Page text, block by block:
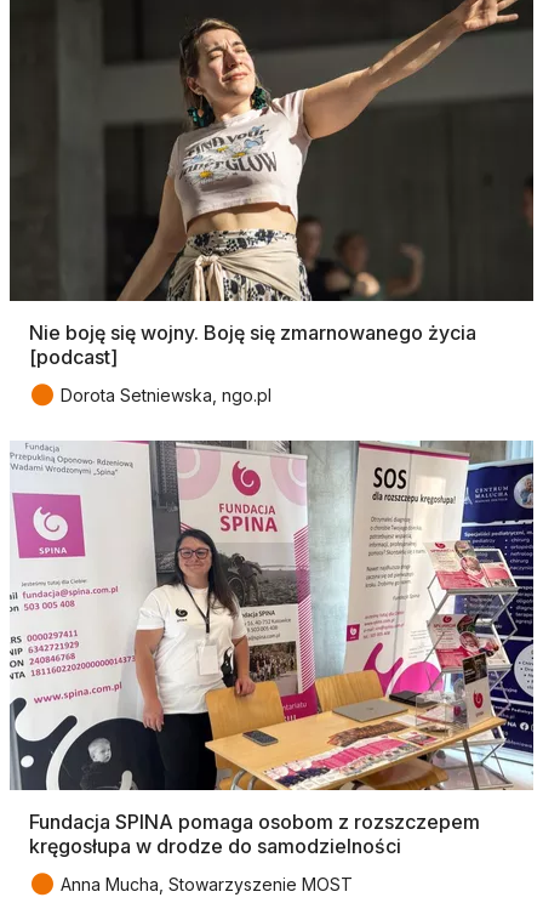
Nie boję się wojny. Boję się zmarnowanego życia
[podcast]
● Dorota Setniewska, ngo.pl
Fundacja SPINA pomaga osobom z rozszczepem
kręgosłupa w drodze do samodzielności
● Anna Mucha, Stowarzyszenie MOST